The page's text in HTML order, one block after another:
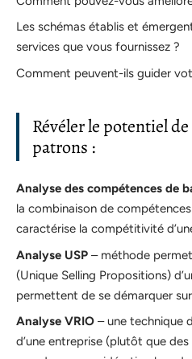
Les schémas établis et
services que vous fournissez ?
Comment peuvent-ils guider
Révéler le potentiel
patrons :
Analyse des compétences de
la combinaison de
caractérise la compétitivité
Analyse USP – méthode
(Unique Selling Propositions)
permettent de se démarquer
Analyse VRIO – une technique
d’une entreprise (plutôt que